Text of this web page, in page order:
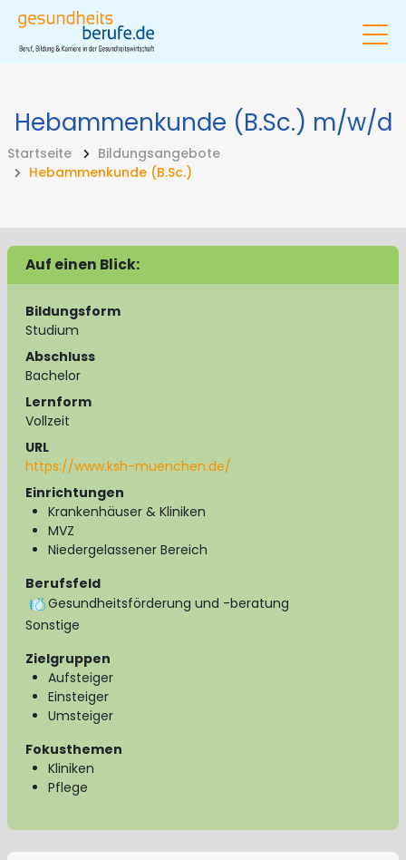
Hebammenkunde (B.Sc.) m/w/d
Startseite
Bildungsangebote
Hebammenkunde (B.Sc.)
Auf einen Blick:
Bildungsform
Studium
Abschluss
Bachelor
Lernform
Vollzeit
URL
https://www.ksh-muenchen.de/
Einrichtungen
Krankenhäuser & Kliniken
MVZ
Niedergelassener Bereich
Berufsfeld
Gesundheitsförderung und -beratung
Sonstige
Zielgruppen
Aufsteiger
Einsteiger
Umsteiger
Fokusthemen
Kliniken
Pflege